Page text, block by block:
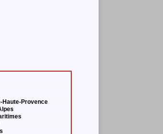
Haute-Provence